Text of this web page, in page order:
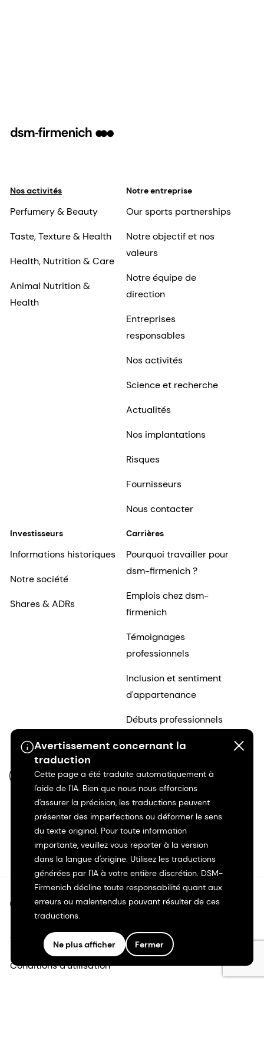
Avertissement concernant la
traduction
Cette page a été traduite automatiquement à
l'aide de l'IA. Bien que nous nous efforcions
d'assurer la précision, les traductions peuvent
présenter des imperfections ou déformer le sens
du texte original. Pour toute information
importante, veuillez vous reporter à la version
dans la langue d'origine. Utilisez les traductions
générées par l'IA à votre entière discrétion. DSM-
Firmenich décline toute responsabilité quant aux
erreurs ou malentendus pouvant résulter de ces
traductions.
Ne plus afficher Fermer
Nos activités
Perfumery & Beauty
Taste, Texture & Health
Health, Nutrition & Care
Animal Nutrition &
Health
Notre entreprise
Our sports partnerships
Notre objectif et nos
valeurs
Notre équipe de
direction
Entreprises
responsables
Nos activités
Science et recherche
Actualités
Nos implantations
Risques
Fournisseurs
Nous contacter
Investisseurs
Informations historiques
Notre société
Shares & ADRs
Carrières
Pourquoi travailler pour
dsm-firmenich ?
Emplois chez dsm-
firmenich
Témoignages
professionnels
Inclusion et sentiment
d'appartenance
Débuts professionnels
FR-FR
©2026 dsm-firmenich. Tous droits réservés.
Avis de confidentialité
Conditions d'utilisation